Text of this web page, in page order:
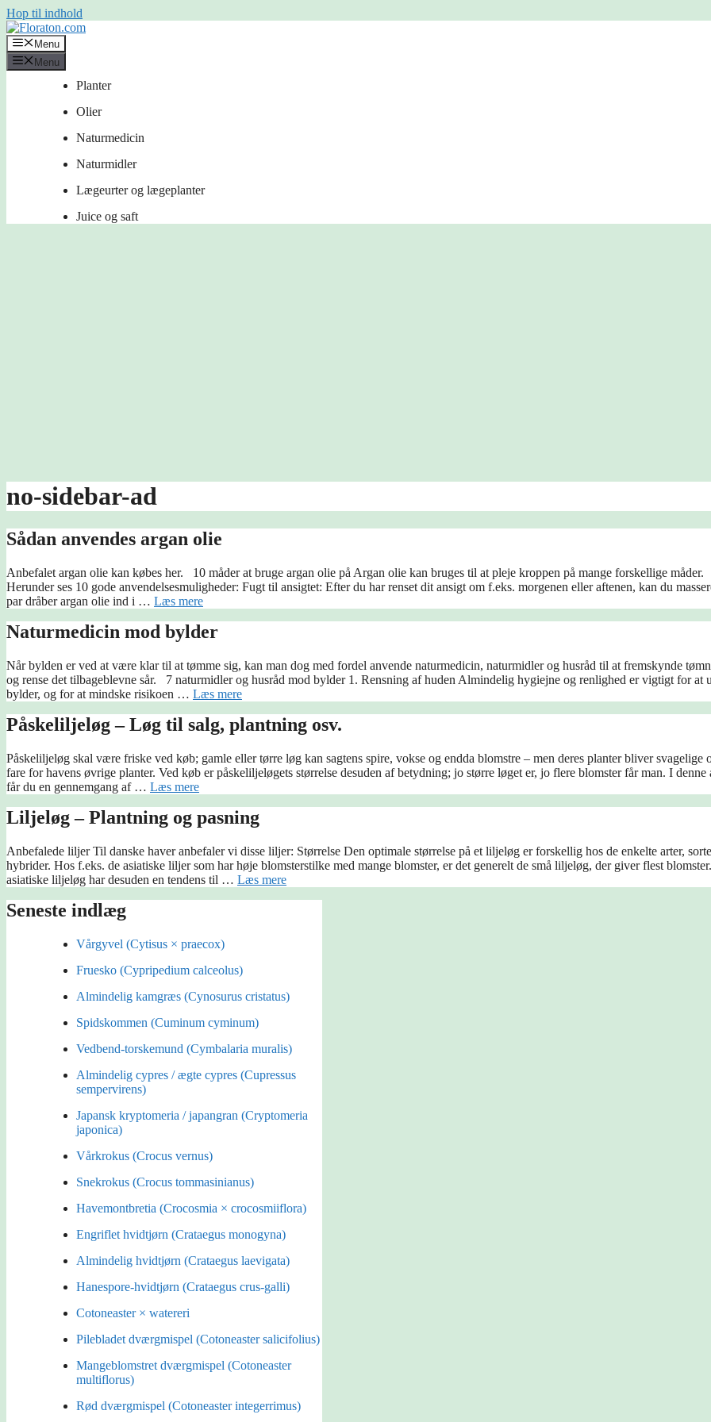
Hop til indhold
Menu
Menu
Planter
Olier
Naturmedicin
Naturmidler
Lægeurter og lægeplanter
Juice og saft
no-sidebar-ad
Sådan anvendes argan olie
Anbefalet argan olie kan købes her. 10 måder at bruge argan olie på Argan olie kan bruges til at pleje kroppen på mange forskellige måder.
Herunder ses 10 gode anvendelsesmuligheder: Fugt til ansigtet: Efter du har renset dit ansigt om f.eks. morgenen eller aftenen, kan du
par dråber argan olie ind i … Læs mere
Naturmedicin mod bylder
Når bylden er ved at være klar til at tømme sig, kan man dog med fordel anvende naturmedicin, naturmidler og husråd til at fremskynde
og rense det tilbageblevne sår. 7 naturmidler og husråd mod bylder 1. Rensning af huden Almindelig hygiejne og renlighed er vigtigt for at
bylder, og for at mindske risikoen … Læs mere
Påskeliljeløg – Løg til salg, plantning osv.
Påskeliljeløg skal være friske ved køb; gamle eller tørre løg kan sagtens spire, vokse og endda blomstre – men deres planter bliver svagelige
fare for havens øvrige planter. Ved køb er påskeliljeløgets størrelse desuden af betydning; jo større løget er, jo flere blomster får man. I denne
får du en gennemgang af … Læs mere
Liljeløg – Plantning og pasning
Anbefalede liljer Til danske haver anbefaler vi disse liljer: Størrelse Den optimale størrelse på et liljeløg er forskellig hos de enkelte arter,
hybrider. Hos f.eks. de asiatiske liljer som har høje blomsterstilke med mange blomster, er det generelt de små liljeløg, der giver flest
asiatiske liljeløg har desuden en tendens til … Læs mere
Seneste indlæg
Vårgyvel (Cytisus × praecox)
Fruesko (Cypripedium calceolus)
Almindelig kamgræs (Cynosurus cristatus)
Spidskommen (Cuminum cyminum)
Vedbend-torskemund (Cymbalaria muralis)
Almindelig cypres / ægte cypres (Cupressus
sempervirens)
Japansk kryptomeria / japangran (Cryptomeria
japonica)
Vårkrokus (Crocus vernus)
Snekrokus (Crocus tommasinianus)
Havemontbretia (Crocosmia × crocosmiiflora)
Engriflet hvidtjørn (Crataegus monogyna)
Almindelig hvidtjørn (Crataegus laevigata)
Hanespore-hvidtjørn (Crataegus crus-galli)
Cotoneaster × watereri
Pilebladet dværgmispel (Cotoneaster salicifolius)
Mangeblomstret dværgmispel (Cotoneaster
multiflorus)
Rød dværgmispel (Cotoneaster integerrimus)